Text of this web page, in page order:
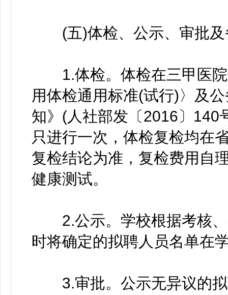
(五)体检、公示、审批及
1.体检。体检在三甲医院
用体检通用标准(试行)〉及
知》(人社部发〔2016〕140
只进行一次，体检复检均在
复检结论为准，复检费用自
健康测试。
2.公示。学校根据考核、
时将确定的拟聘人员名单在
3.审批。公示无异议的拟